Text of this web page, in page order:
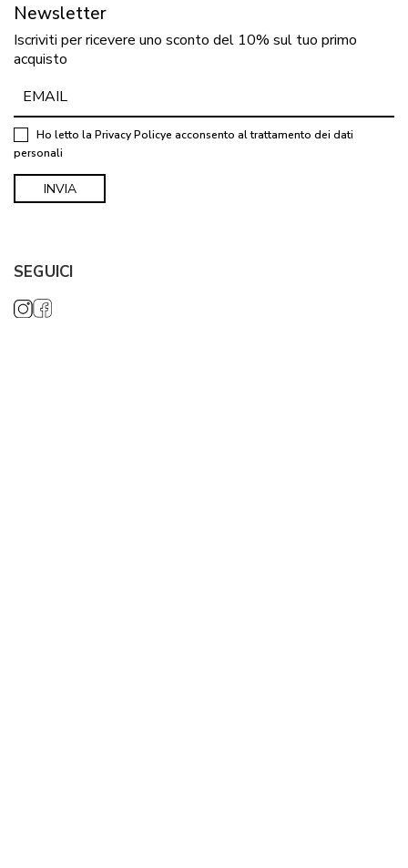
Newsletter
Iscriviti per ricevere uno sconto del 10% sul tuo primo
acquisto
Ho letto la Privacy Policye acconsento al trattamento dei dati
personali
SEGUICI